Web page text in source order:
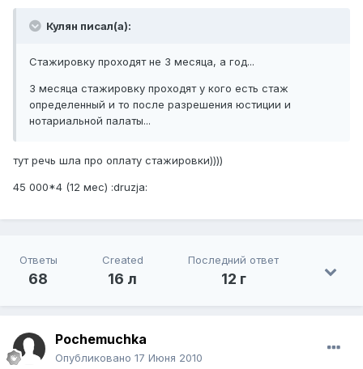
Кулян писал(а):
Стажировку проходят не 3 месяца, а год...
3 месяца стажировку проходят у кого есть стаж
определенный и то после разрешения юстиции и
нотариальной палаты...
тут речь шла про оплату стажировки))))
45 000*4 (12 мес) :druzja:
Ответы
68
Created
16 л
Последний ответ
12 г
Pochemuchka
Опубликовано 17 Июня 2010